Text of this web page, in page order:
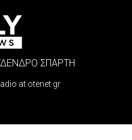
ΣΠΑΡΤΗ
at otenet.gr